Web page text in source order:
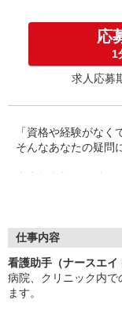
応
1
求人応募
「資格や経験がなく
そんなあなたの疑問
資格の有無だけでな
◇◆未経験からスタ
必要なことは入社後
で、未経験者も安心
仕事内容
看護助手（ナースエイ
病院、クリニック内
ます。